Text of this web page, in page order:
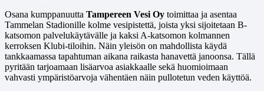
Osana kumppanuutta Tampereen Vesi Oy toimittaa ja asentaa
Tammelan Stadionille kolme vesipistettä, joista yksi sijoitetaan B-
katsomon palvelukäytävälle ja kaksi A-katsomon kolmannen
kerroksen Klubi-tiloihin. Näin yleisön on mahdollista käydä
tankkaamassa tapahtuman aikana raikasta hanavettä janoonsa. Tällä
pyritään tarjoamaan lisäarvoa asiakkaalle sekä huomioimaan
vahvasti ympäristöarvoja vähentäen näin pullotetun veden käyttöä.